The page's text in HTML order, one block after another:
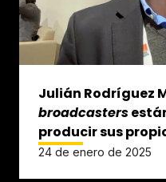
Julián Rodríguez
broadcasters
producir sus
24 de enero de 2025